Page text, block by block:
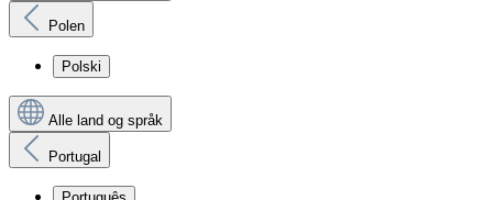
Polen
Polski
Alle land og språk
Portugal